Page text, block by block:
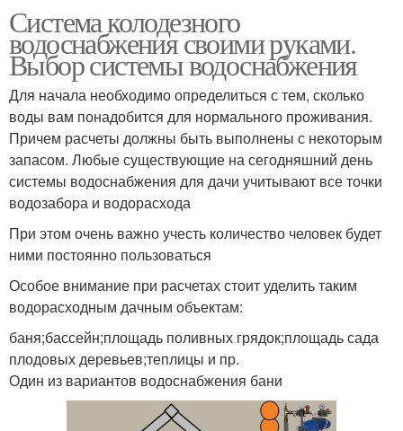
Система колодезного
водоснабжения своими руками.
Выбор системы водоснабжения
Для начала необходимо определиться с тем, сколько
воды вам понадобится для нормального проживания.
Причем расчеты должны быть выполнены с некоторым
запасом. Любые существующие на сегодняшний день
системы водоснабжения для дачи учитывают все точки
водозабора и водорасхода
При этом очень важно учесть количество человек будет
ними постоянно пользоваться
Особое внимание при расчетах стоит уделить таким
водорасходным дачным объектам:
баня;бассейн;площадь поливных грядок;площадь сада
плодовых деревьев;теплицы и пр.
Один из вариантов водоснабжения бани